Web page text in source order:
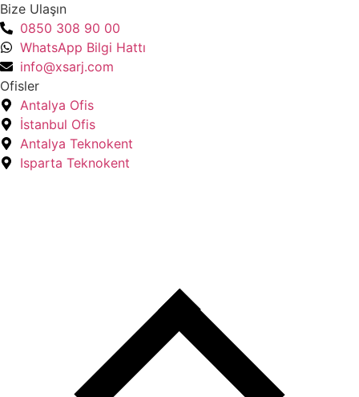
Bize Ulaşın
0850 308 90 00
WhatsApp Bilgi Hattı
info@xsarj.com
Ofisler
Antalya Ofis
İstanbul Ofis
Antalya Teknokent
Isparta Teknokent